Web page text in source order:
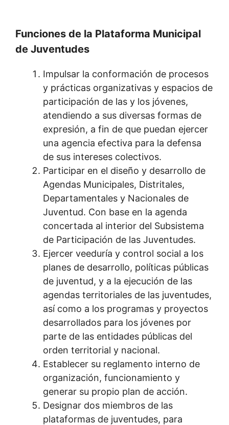
Funciones de la Plataforma Municipal
de Juventudes
Impulsar la conformación de procesos
y prácticas organizativas y espacios de
participación de las y los jóvenes,
atendiendo a sus diversas formas de
expresión, a fin de que puedan ejercer
una agencia efectiva para la defensa
de sus intereses colectivos.
Participar en el diseño y desarrollo de
Agendas Municipales, Distritales,
Departamentales y Nacionales de
Juventud. Con base en la agenda
concertada al interior del Subsistema
de Participación de las Juventudes.
Ejercer veeduría y control social a los
planes de desarrollo, políticas públicas
de juventud, y a la ejecución de las
agendas territoriales de las juventudes,
así como a los programas y proyectos
desarrollados para los jóvenes por
parte de las entidades públicas del
orden territorial y nacional.
Establecer su reglamento interno de
organización, funcionamiento y
generar su propio plan de acción.
Designar dos miembros de las
plataformas de juventudes, para